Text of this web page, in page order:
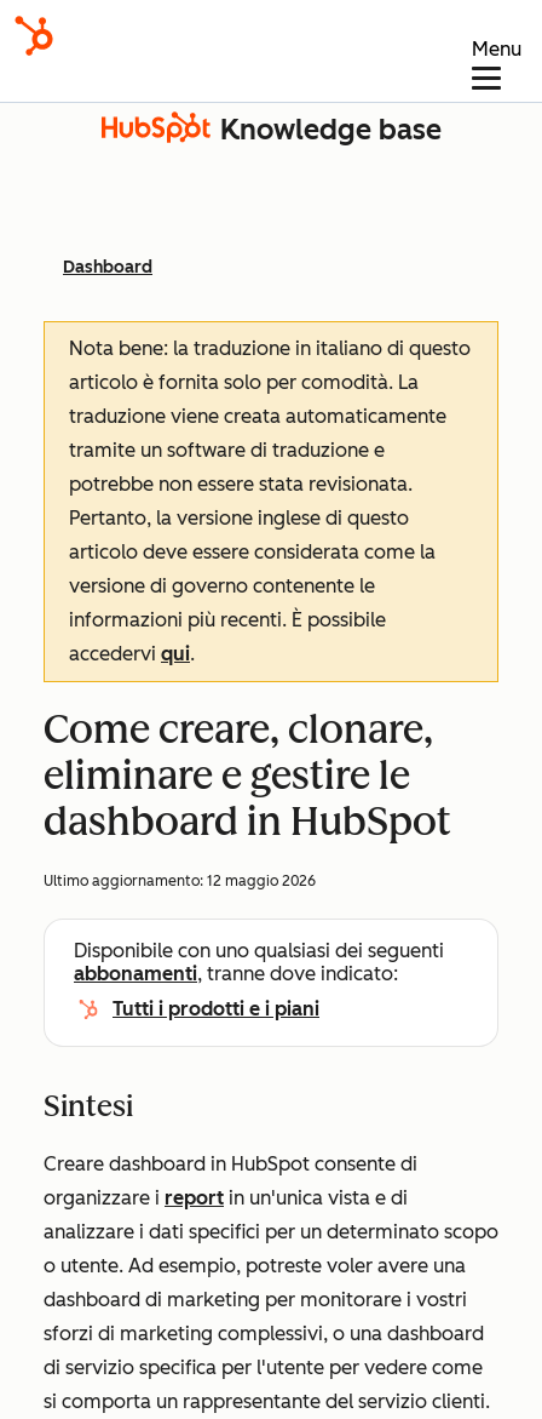
Menu
Knowledge base
Dashboard
Nota bene: la traduzione in italiano di questo
articolo è fornita solo per comodità. La
traduzione viene creata automaticamente
tramite un software di traduzione e
potrebbe non essere stata revisionata.
Pertanto, la versione inglese di questo
articolo deve essere considerata come la
versione di governo contenente le
informazioni più recenti. È possibile
accedervi qui.
Come creare, clonare,
eliminare e gestire le
dashboard in HubSpot
Ultimo aggiornamento: 12 maggio 2026
Disponibile con uno qualsiasi dei seguenti
abbonamenti, tranne dove indicato:
Tutti i prodotti e i piani
Sintesi
Creare dashboard in HubSpot consente di
organizzare i report in un'unica vista e di
analizzare i dati specifici per un determinato scopo
o utente. Ad esempio, potreste voler avere una
dashboard di marketing per monitorare i vostri
sforzi di marketing complessivi, o una dashboard
di servizio specifica per l'utente per vedere come
si comporta un rappresentante del servizio clienti.